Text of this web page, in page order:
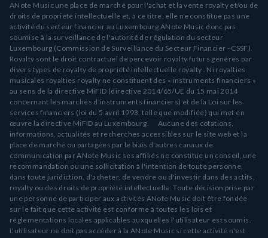
ANote Music une place de marché pour l'achat et la vente royalty et/ou de
droits de propriété intellectuelle et, à ce titre, elle ne constitue pas une
activité du secteur financier au Luxembourg ANote Music donc pas
soumise à la surveillance de l'autorité de régulation du secteur
Luxembourg (Commission de Surveillance du Secteur Financier - CSSF).
Royalty sont le droit contractuel de percevoir royalty futurs générés par
divers types de royalty de propriété intellectuelle royalty . Ni royalties
musicales royalties royalty ne constituent des « instruments financiers »
au sens de la directive MiFID (directive 2014/65/UE du 15 mai 2014
concernant les marchés d'instruments financiers) et de la Loi sur les
services financiers (loi du 5 avril 1993, telle que modifiée) qui met en
œuvre la directive MiFID au Luxembourg. Aucune des cotations,
informations, actualités et recherches accessibles sur le site web et la
place de marché ou partagées par le biais d'autres canaux de
communication par ANote Music ses affiliés ne constitue un conseil, une
recommandation ou une sollicitation à l'intention de toute personne,
dans toute juridiction, d'acheter, de vendre ou d'investir dans des actifs,
royalty ou des droits de propriété intellectuelle. Toute décision prise par
une personne de participer aux activités ANote Music doit être fondée
sur le fait que cette activité est conforme à toutes les lois et
réglementations locales applicables auxquelles l'utilisateur est soumis.
L'utilisateur ne doit pas accéder à la ANote Music si cette activité n'est